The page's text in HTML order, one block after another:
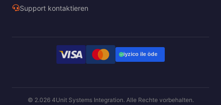
Support kontaktieren
© 2.026 4Unit Systems Integration. Alle Rechte vorbehalten.